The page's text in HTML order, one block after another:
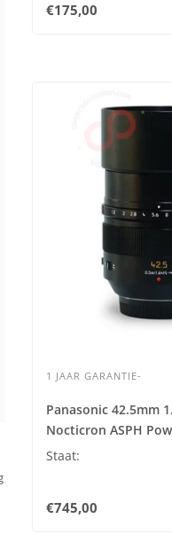
€175,00
1 JAAR GARANTIE-
Panasonic 42.5mm
Nocticron ASPH
Staat:
€745,00